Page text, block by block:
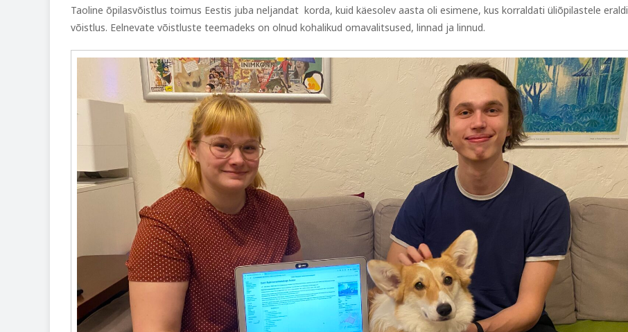
Taoline õpilasvõistlus toimus Eestis juba neljandat korda, kuid käesolev aasta oli esimene, kus korraldati üliõpilastele eraldi
võistlus. Eelnevate võistluste teemadeks on olnud kohalikud omavalitsused, linnad ja linnud.